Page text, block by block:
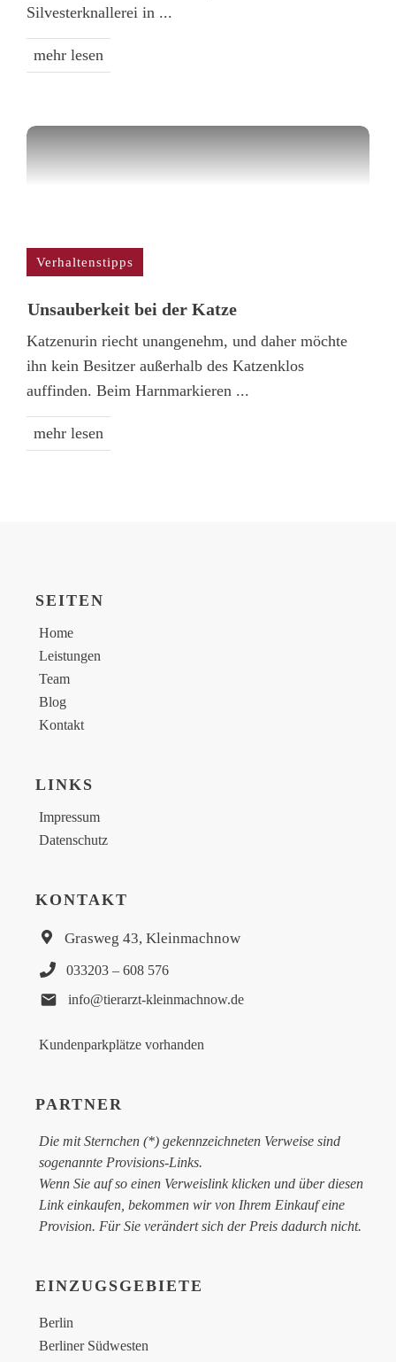
Silvesterknallerei in ...
mehr lesen
Verhaltenstipps
Unsauber­keit bei der Katze
Katzenurin riecht unangenehm, und daher möchte
ihn kein Besitzer außerhalb des Katzenklos
auffinden. Beim Harnmarkieren ...
mehr lesen
SEITEN
Home
Leistungen
Team
Blog
Kontakt
LINKS
Impressum
Datenschutz
KONTAKT
Grasweg 43, Kleinmachnow
033203 – 608 576
info@tierarzt-kleinmachnow.de
Kundenparkplätze vorhanden
PARTNER
Die mit Sternchen (*) gekennzeichneten Verweise sind
sogenannte Provisions-Links.
Wenn Sie auf so einen Verweislink klicken und über diesen
Link einkaufen, bekommen wir von Ihrem Einkauf eine
Provision. Für Sie verändert sich der Preis dadurch nicht.
EINZUGSGEBIETE
Berlin
Berliner Südwesten